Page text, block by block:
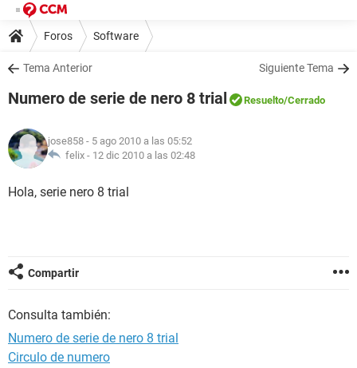
Foros Software
Tema Anterior Siguiente Tema
Numero de serie de nero 8 trial Resuelto/Cerrado
jose858 - 5 ago 2010 a las 05:52
felix - 12 dic 2010 a las 02:48
Hola, serie nero 8 trial
Compartir
Consulta también:
Numero de serie de nero 8 trial
Circulo de numero